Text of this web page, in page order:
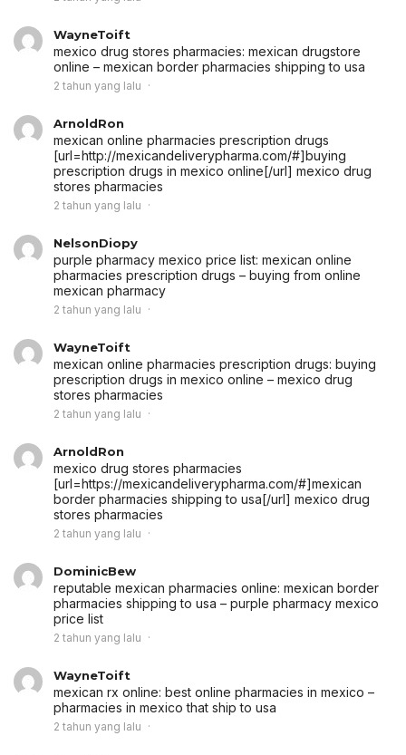
WayneToift
mexico drug stores pharmacies: mexican drugstore
online – mexican border pharmacies shipping to usa
2 tahun yang lalu
ArnoldRon
mexican online pharmacies prescription drugs
[url=http://mexicandeliverypharma.com/#]buying
prescription drugs in mexico online[/url] mexico drug
stores pharmacies
2 tahun yang lalu
NelsonDiopy
purple pharmacy mexico price list: mexican online
pharmacies prescription drugs – buying from online
mexican pharmacy
2 tahun yang lalu
WayneToift
mexican online pharmacies prescription drugs: buying
prescription drugs in mexico online – mexico drug
stores pharmacies
2 tahun yang lalu
ArnoldRon
mexico drug stores pharmacies
[url=https://mexicandeliverypharma.com/#]mexican
border pharmacies shipping to usa[/url] mexico drug
stores pharmacies
2 tahun yang lalu
DominicBew
reputable mexican pharmacies online: mexican border
pharmacies shipping to usa – purple pharmacy mexico
price list
2 tahun yang lalu
WayneToift
mexican rx online: best online pharmacies in mexico –
pharmacies in mexico that ship to usa
2 tahun yang lalu